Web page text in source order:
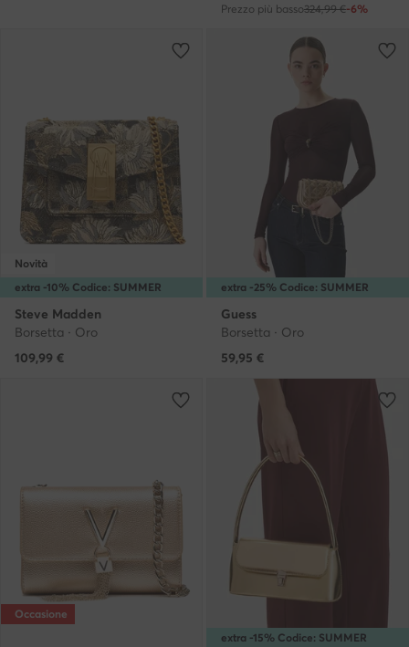
Prezzo più basso324,99 €-6%
extra -10% Codice: SUMMER
Novità
Steve Madden
Borsetta · Oro
109,99 €
extra -25% Codice: SUMMER
Guess
Borsetta · Oro
59,95 €
Occasione
extra -15% Codice: SUMMER